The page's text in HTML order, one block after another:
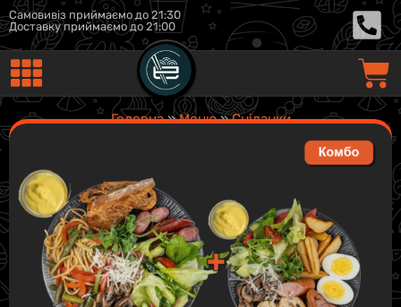
Самовивіз приймаємо до 21:30
Доставку приймаємо до 21:00
Головна»Меню»Сніданки